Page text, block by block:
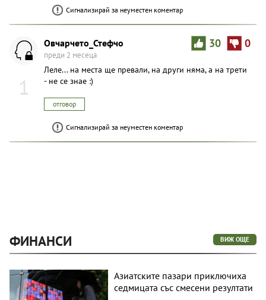
Сигнализирай за неуместен коментар
1
30 0
Овчарчето_Стефчо
преди 2 месеца
Леле... на места ще превали, на други няма, а на трети
- не се знае :)
отговор
Сигнализирай за неуместен коментар
ФИНАНСИ ВИЖ ОЩЕ
Азиатските пазари приключиха
седмицата със смесени резултати